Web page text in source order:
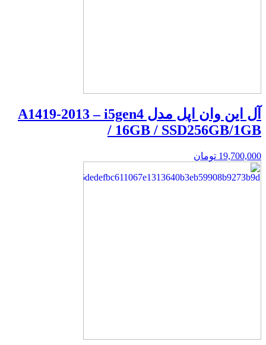
آل این وان اپل مدل A1419-2013 – i5gen4
/ 16GB / SSD256GB/1GB
19,700,000 تومان